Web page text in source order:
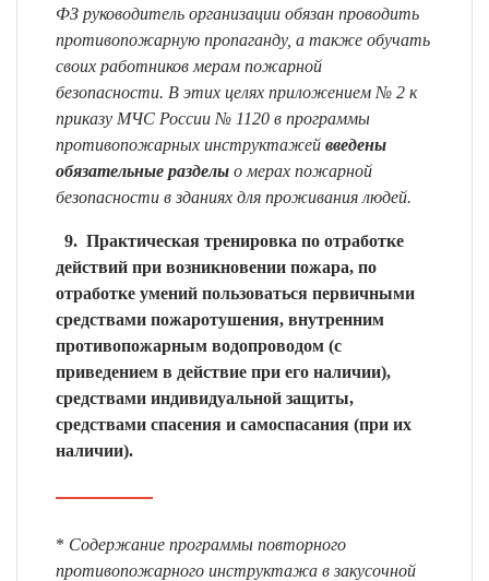
ФЗ руководитель организации обязан проводить
противопожарную пропаганду, а также обучать
своих работников мерам пожарной
безопасности. В этих целях приложением № 2 к
приказу МЧС России № 1120 в программы
противопожарных инструктажей введены
обязательные разделы о мерах пожарной
безопасности в зданиях для проживания людей.
9. Практическая тренировка по отработке
действий при возникновении пожара, по
отработке умений пользоваться первичными
средствами пожаротушения, внутренним
противопожарным водопроводом (с
приведением в действие при его наличии),
средствами индивидуальной защиты,
средствами спасения и самоспасания (при их
наличии).
* Содержание программы повторного
противопожарного инструктажа в закусочной